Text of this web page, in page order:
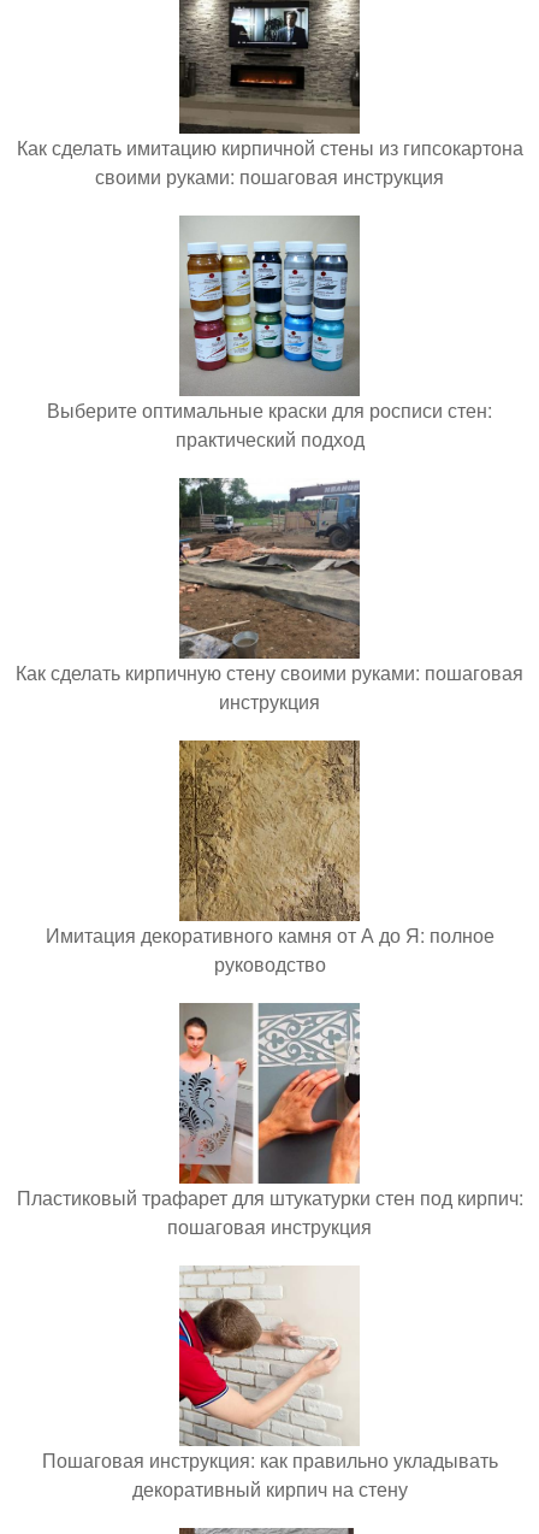
Как сделать имитацию кирпичной стены из гипсокартона
своими руками: пошаговая инструкция
Выберите оптимальные краски для росписи стен:
практический подход
Как сделать кирпичную стену своими руками: пошаговая
инструкция
Имитация декоративного камня от А до Я: полное
руководство
Пластиковый трафарет для штукатурки стен под кирпич:
пошаговая инструкция
Пошаговая инструкция: как правильно укладывать
декоративный кирпич на стену